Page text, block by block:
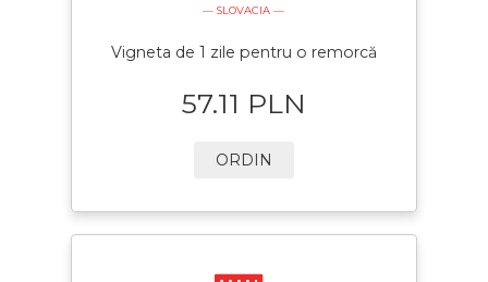
— SLOVACIA —
Vigneta de 1 zile pentru o remorcă
57.11 PLN
ORDIN